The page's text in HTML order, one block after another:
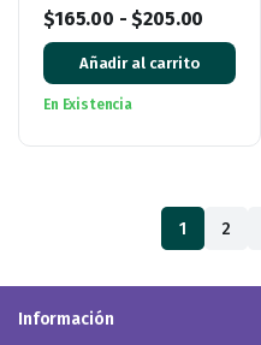
$165.00 -$205.00
Añadir al carrito
En Existencia
1 2
Información